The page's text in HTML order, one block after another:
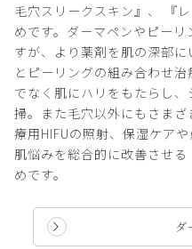
毛穴スリークスキン』、 『
めです。ダーマペンやピー
すが、より薬剤を肌の深部
とピーリングの組み合わせ
でなく肌にハリをもたらし
掃。また毛穴以外にもさま
療用HIFUの照射、保湿ケア
肌悩みを総合的に改善させ
めです。
ダ